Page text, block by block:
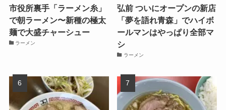
市役所裏手「ラーメン糸」
で朝ラーメン〜新種の極太
麺で大盛チャーシュー
ラーメン
弘前 ついにオープンの新店
「夢を語れ青森」でハイボ
ールマンはやっぱり全部マ
シ
ラーメン